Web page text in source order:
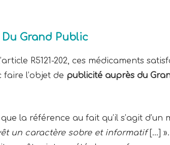
Grand Public
R5121-202, ces médicaments
faire l’objet de publicité auprès du
la référence au fait qu’il s’agit
un caractère sobre et informatif[…] ».